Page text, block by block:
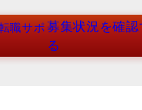
職サポ 募集状況を確認
る